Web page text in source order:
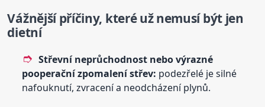
Vážnější příčiny, které už nemusí být jen
dietní
Střevní neprůchodnost nebo výrazné
pooperační zpomalení střev: podezřelé je silné
nafouknutí, zvracení a neodcházení plynů.